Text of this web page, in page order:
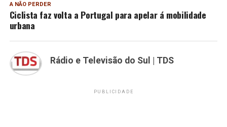
A NÃO PERDER
Ciclista faz volta a Portugal para apelar á mobilidade
urbana
Rádio e Televisão do Sul | TDS
PUBLICIDADE